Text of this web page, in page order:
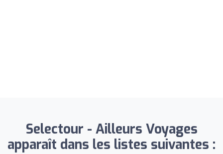
Selectour - Ailleurs Voyages
apparaît dans les listes suivantes :